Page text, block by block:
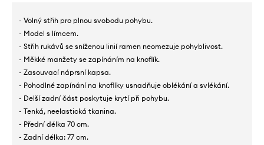
- Volný střih pro plnou svobodu pohybu.
- Model s límcem.
- Střih rukávů se sníženou linií ramen neomezuje pohyblivost.
- Měkké manžety se zapínáním na knoflík.
- Zasouvací náprsní kapsa.
- Pohodlné zapínání na knoflíky usnadňuje oblékání a svlékání.
- Delší zadní část poskytuje krytí při pohybu.
- Tenká, neelastická tkanina.
- Přední délka 70 cm.
- Zadní délka: 77 cm.